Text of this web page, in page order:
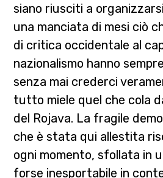
siano riusciti a
una manciata di mesi ciò
di critica occidentale al
nazionalismo hanno
senza mai crederci
tutto miele quel che cola
del Rojava. La fragile
che è stata qui allestita
ogni momento, sfollata in
forse inesportabile in